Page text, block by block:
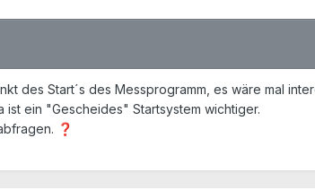
des Start´s des Messprogramm, es wäre mal
ein "Gescheides" Startsystem wichtiger.
❓